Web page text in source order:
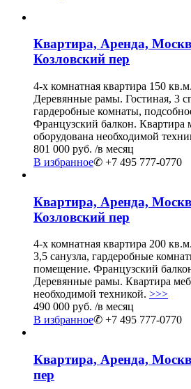
Квартира, Аренда,
Козловский пер
4-х комнатная квартира 150
Деревянные рамы. Гостиная, 3
гардеробные комнаты,
Французский балкон. Квартира
оборудована необходимой
801 000 руб. /в месяц
В избранное✆ +7 495 777-0770
Квартира, Аренда,
Козловский пер
4-х комнатная квартира 200
3,5 санузла, гардеробные
помещение. Французский
Деревянные рамы. Квартира
необходимой техникой. >>>
490 000 руб. /в месяц
В избранное✆ +7 495 777-0770
Квартира, Аренда,
пер